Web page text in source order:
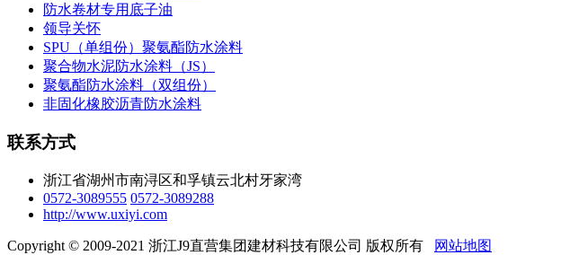
防水卷材专用底子油
领导关怀
SPU（单组份）聚氨酯防水涂料
聚合物水泥防水涂料（JS）
聚氨酯防水涂料（双组份）
非固化橡胶沥青防水涂料
联系方式
浙江省湖州市南浔区和孚镇云北村牙家湾
0572-3089555 0572-3089288
http://www.uxiyi.com
Copyright © 2009-2021 浙江J9直营集团建材科技有限公司 版权所有 网站地图